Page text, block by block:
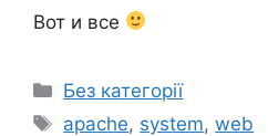
Вот и все
Категорії
Без категорії
Позначки
apache, system,web